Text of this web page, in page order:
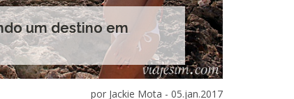
um destino em
por Jackie Mota - 05.jan.2017